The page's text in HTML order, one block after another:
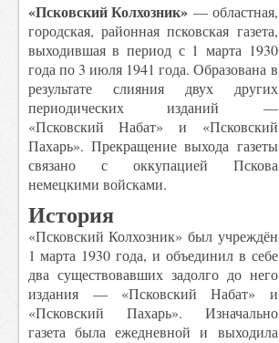
«Псковский Колхозник» — областная,
городская, районная псковская газета,
выходившая в период с 1 марта 1930
года по 3 июля 1941 года. Образована в
результате слияния двух других
периодических изданий —
«Псковский Набат» и «Псковский
Пахарь». Прекращение выхода газеты
связано с оккупацией Пскова
немецкими войсками.
История
«Псковский Колхозник» был учреждён
1 марта 1930 года, и объединил в себе
два существовавших задолго до него
издания — «Псковский Набат» и
«Псковский Пахарь». Изначально
газета была ежедневной и выходила